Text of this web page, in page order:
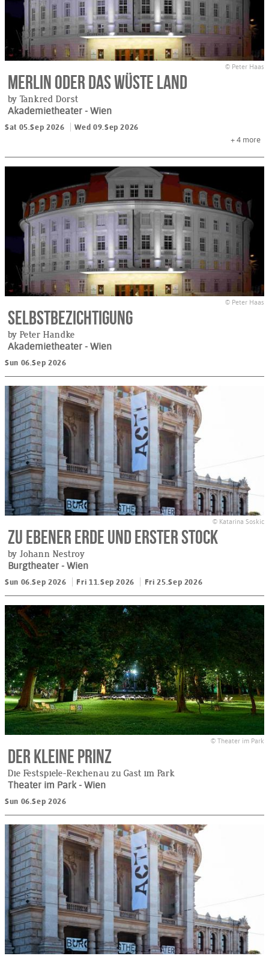
© Peter Haas
Merlin oder das wüste Land
by Tankred Dorst
Akademietheater - Wien
Sat 05.Sep 2026
Wed 09.Sep 2026
+ 4 more
© Peter Haas
Selbstbezichtigung
by Peter Handke
Akademietheater - Wien
Sun 06.Sep 2026
© Katarina Soskic
Zu ebener Erde und erster Stock
by Johann Nestroy
Burgtheater - Wien
Sun 06.Sep 2026 Fri 11.Sep 2026 Fri 25.Sep 2026
© Theater im Park
Der kleine Prinz
Die Festspiele-Reichenau zu Gast im Park
Theater im Park- Wien
Sun 06.Sep 2026